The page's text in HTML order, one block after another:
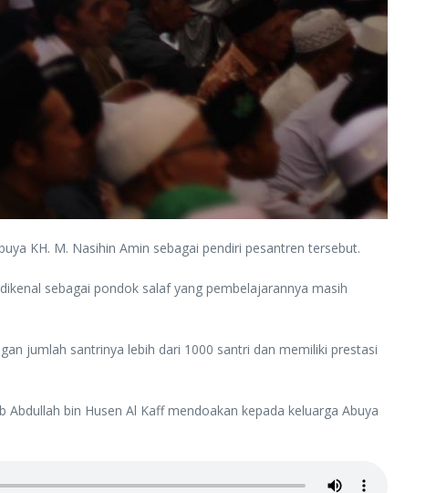
KH. M. Nasihin Amin sebagai pendiri pesantren tersebut.
sebagai pondok salaf yang pembelajarannya masih
jumlah santrinya lebih dari 1000 santri dan memiliki prestasi
bin Husen Al Kaff mendoakan kepada keluarga Abuya